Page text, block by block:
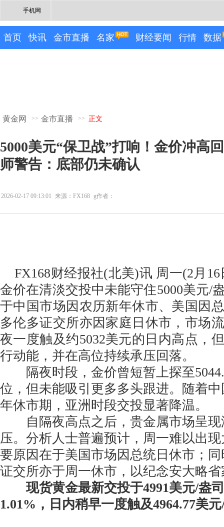
手机网
首页 快讯 金市直播 名家 财经要闻 行情 数据
黄金网 >> 金市直播 >> 正文
5000美元“保卫战”打响！金价冲高
师警告：底部仍未确认
2026-02-17 09:13:01 来源：FX168 g作者：
FX168财经报社(北美)讯 周一(2月
金价在清淡交投中未能守住5000美元/
于中国市场因农历新年休市、美国因
多伦多证交所亦因家庭日休市，市场
夜一度触及约5032美元的日内高点，
行动能，并在高位持续承压回落。
隔夜时段，金价曾短暂上探至
位，但未能吸引更多多头跟进。随着
年休市期，亚洲时段交投显著降温。
自隔夜高点之后，贵金属市场呈现
压。分析人士普遍预计，周一难以出
要原因在于美国市场因总统日休市；
证交所亦于周一休市，以纪念安大略
现货黄金最新交投于4991美元/盎
1.01%，日内稍早一度触及4964.77美